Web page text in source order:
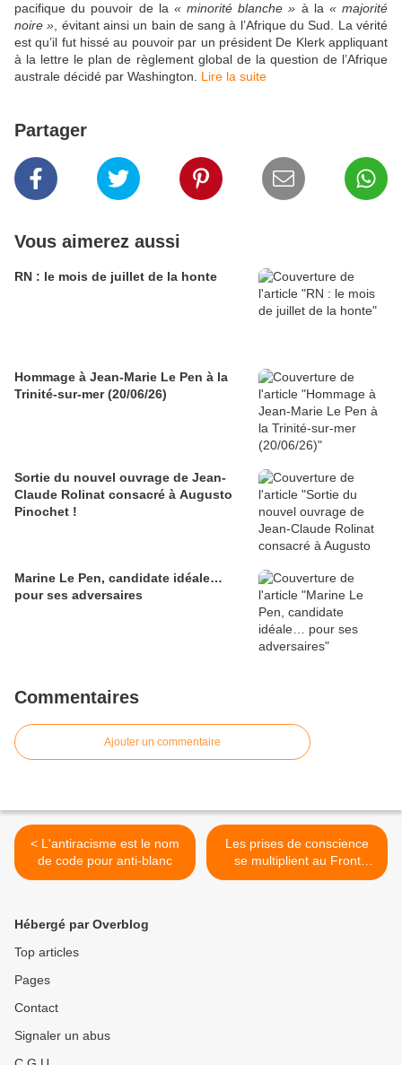
pacifique du pouvoir de la « minorité blanche » à la « majorité
noire », évitant ainsi un bain de sang à l’Afrique du Sud. La vérité
est qu’il fut hissé au pouvoir par un président De Klerk appliquant
à la lettre le plan de règlement global de la question de l’Afrique
australe décidé par Washington. Lire la suite
Partager
Vous aimerez aussi
RN : le mois de juillet de la honte
Hommage à Jean-Marie Le Pen à la
Trinité-sur-mer (20/06/26)
Sortie du nouvel ouvrage de Jean-
Claude Rolinat consacré à Augusto
Pinochet !
Marine Le Pen, candidate idéale…
pour ses adversaires
Commentaires
Ajouter un commentaire
< L'antiracisme est le nom
de code pour anti-blanc
Les prises de conscience
se multiplient au Front
mariniste, les purges
Hébergé par Overblog
Top articles
Pages
Contact
Signaler un abus